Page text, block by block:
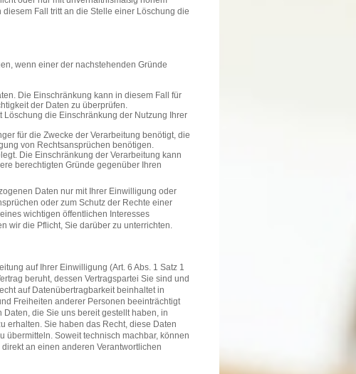
Fall tritt an die Stelle einer Löschung die
wenn einer der nachstehenden Gründe
Die Einschränkung kann in diesem Fall für
der Daten zu überprüfen.
die Einschränkung der Nutzung Ihrer
für die Zwecke der Verarbeitung benötigt, die
von Rechtsansprüchen benötigen.
Die Einschränkung der Verarbeitung kann
berechtigten Gründe gegenüber Ihren
Daten nur mit Ihrer Einwilligung oder
oder zum Schutz der Rechte einer
wichtigen öffentlichen Interesses
wir die Pflicht, Sie darüber zu unterrichten.
auf Ihrer Einwilligung (Art. 6 Abs. 1 Satz 1
beruht, dessen Vertragspartei Sie sind und
auf Datenübertragbarkeit beinhaltet in
Freiheiten anderer Personen beeinträchtigt
die Sie uns bereit gestellt haben, in
erhalten. Sie haben das Recht, diese Daten
übermitteln. Soweit technisch machbar, können
an einen anderen Verantwortlichen